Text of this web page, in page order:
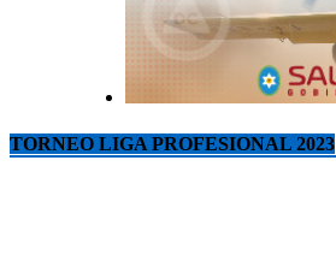
TORNEO LIGA PROFESIONAL 2023